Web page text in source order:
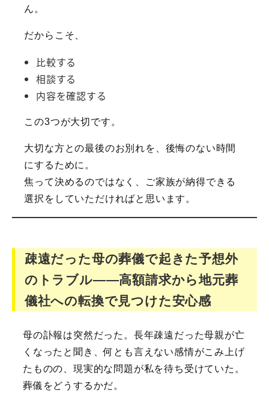
ん。
だからこそ、
比較する
相談する
内容を確認する
この3つが大切です。
大切な方との最後のお別れを、後悔のない時間
にするために。
焦って決めるのではなく、ご家族が納得できる
選択をしていただければと思います。
疎遠だった母の葬儀で起きた予想外
のトラブル――高額請求から地元葬
儀社への転換で見つけた安心感
母の訃報は突然だった。長年疎遠だった母親が亡
くなったと聞き、何とも言えない感情がこみ上げ
たものの、現実的な問題が私を待ち受けていた。
葬儀をどうするかだ。